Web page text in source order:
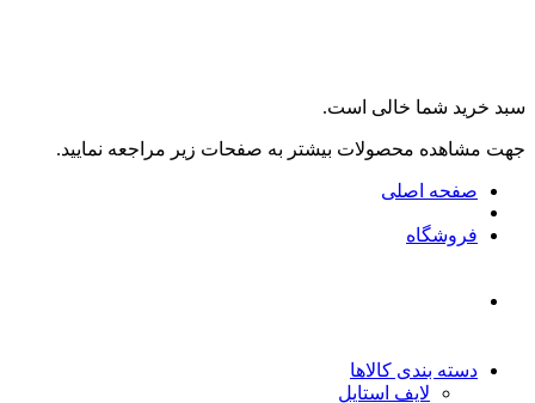
سبد خرید شما خالی است.
جهت مشاهده محصولات بیشتر به صفحات زیر مراجعه نمایید.
صفحه اصلی
فروشگاه
دسته بندی کالاها
لایف استایل